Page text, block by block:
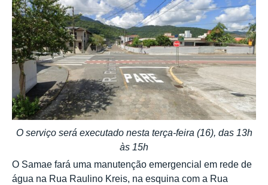
O serviço será executado nesta terça-feira (16), das 13h
às 15h
O Samae fará uma manutenção emergencial em rede de
água na Rua Raulino Kreis, na esquina com a Rua